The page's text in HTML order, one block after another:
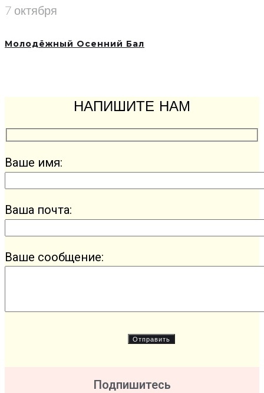
7 октября
Молодёжный Осенний Бал
НАПИШИТЕ НАМ
Ваше имя:
Ваша почта:
Ваше сообщение:
Подпишитесь